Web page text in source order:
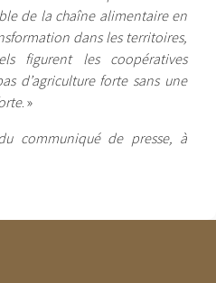
de la chaîne alimentaire en
dans les territoires,
figurent les coopératives
d’agriculture forte sans une
. »
communiqué de presse, à